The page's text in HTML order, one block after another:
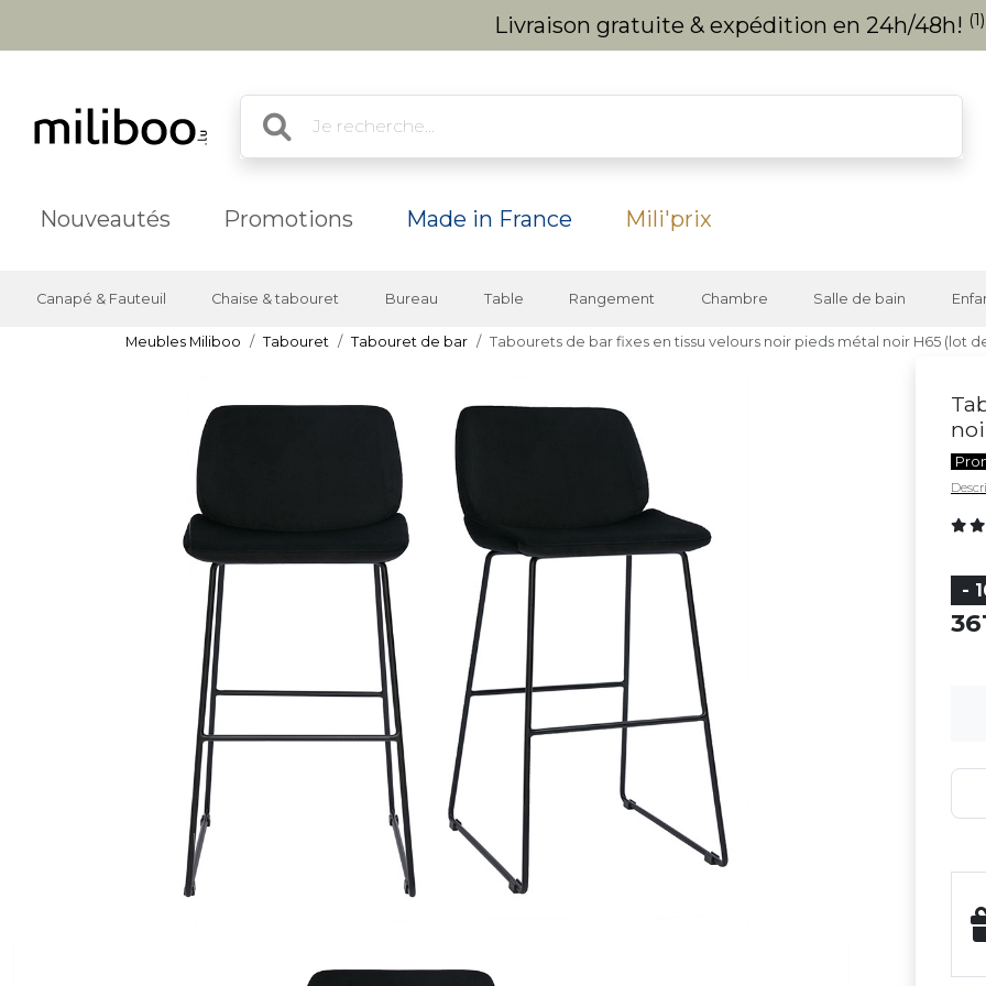
Livraison gratuite & expédition en 24h/48h! (1)
Nouveautés Promotions Made in France Mili'prix
Canapé & Fauteuil Chaise & tabouret Bureau Table Rangement Chambre Salle de bain
Meubles Miliboo Tabouret Tabouret de bar Tabourets de bar fixes en tissu velours noir pieds métal noir H65 (lot
-